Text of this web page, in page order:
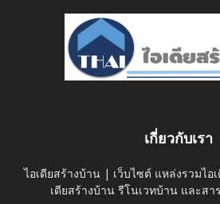
เกี่ยวกับเรา
ไอเดียสร้างบ้าน | เว็บไซต์ แหล่งรวมไอ
เดียสร้างบ้าน รีโนเวทบ้าน และสา